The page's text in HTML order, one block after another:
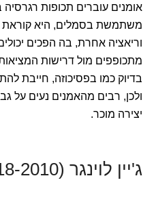
אומנים עוברים תכופות
משתמשת בסמלים, היא קוראת
וריאציה אחרת, בה הפכים
מתכופפים מול דרישות
בדיוק כמו בפסיכוזה, חייבת
ולכן, רבים מהאמנים נעים על
יצירה מוכר.
ג'יין לוינגר (1918-2010)